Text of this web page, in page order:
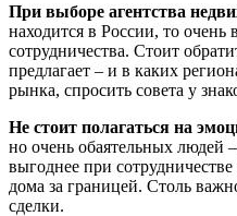
При выборе агентства
находится в России, то очень
сотрудничества. Стоит
предлагает – и в каких
рынка, спросить совета у
Не стоит полагаться на
но очень обаятельных людей
выгоднее при
дома за границей. Столь
сделки.